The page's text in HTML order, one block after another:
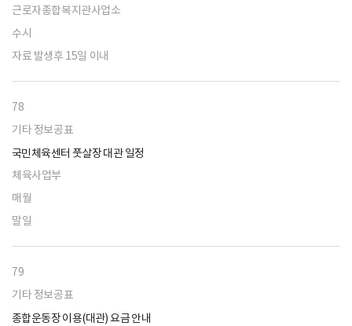
근로자종합복지관사업소
수시
자료 발생후 15일 이내
78
기타 정보공표
국민체육센터 풋살장 대관 일정
체육사업부
매월
말일
79
기타 정보공표
종합운동장 이용(대관) 요금 안내